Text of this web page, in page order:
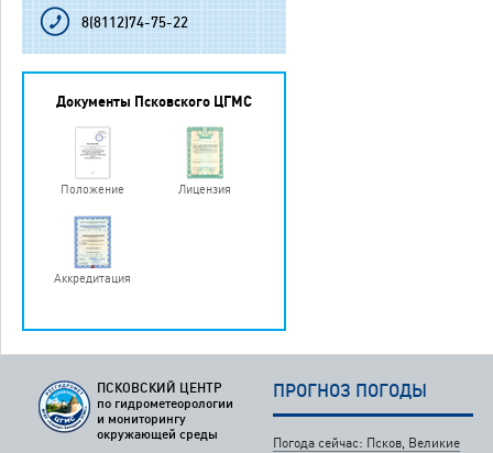
8(8112)74-75-22
Документы Псковского ЦГМС
Положение Лицензия
Аккредитация
ПСКОВСКИЙ ЦЕНТР
по гидрометеорологии
и мониторингу
окружающей среды
ПРОГНОЗ ПОГОДЫ
Погода сейчас: Псков, Великие